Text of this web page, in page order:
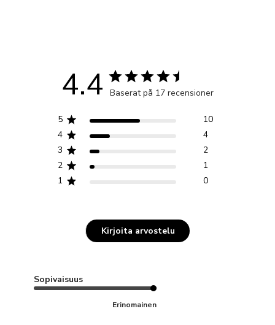
4.4 Baserat på 17 recensioner
5
10
4
4
3
2
2
1
1
0
Kirjoita arvostelu
Sopivaisuus
Erinomainen